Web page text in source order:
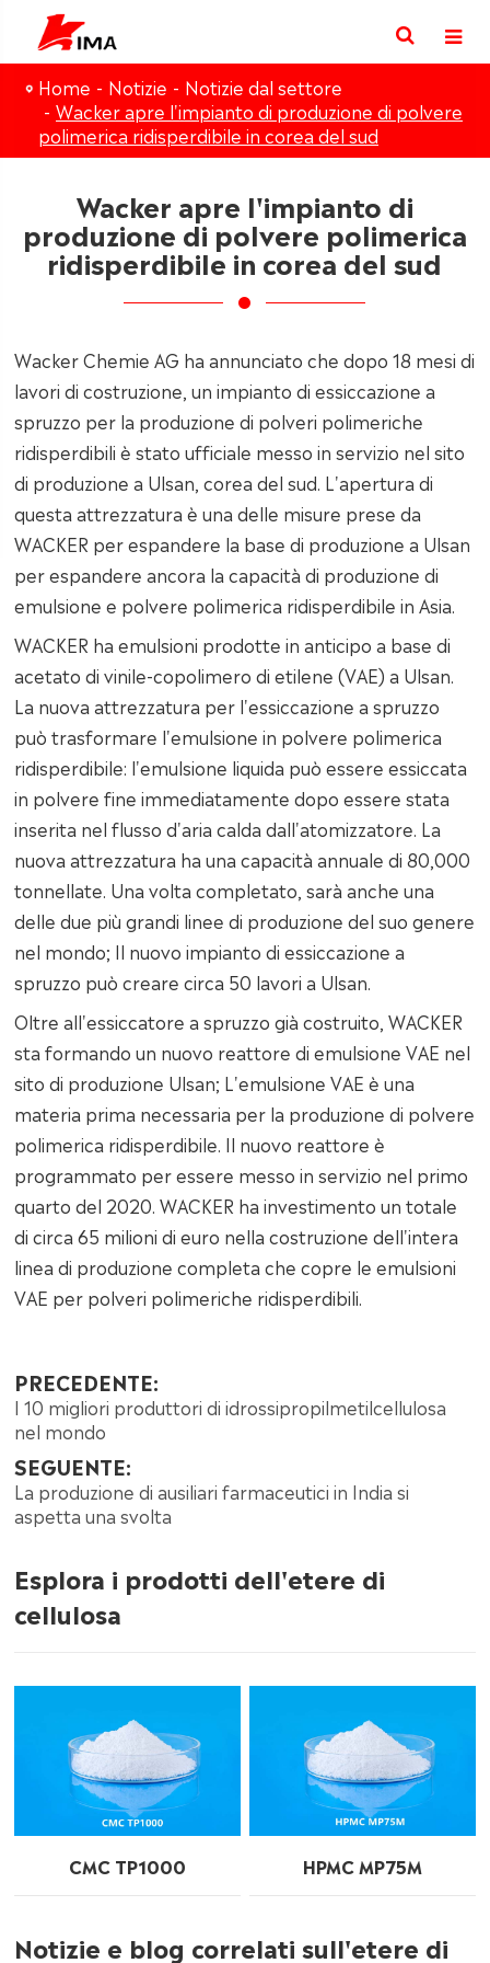
Home Notizie
Notizie dal settore
Wacker apre l'impianto di produzione di polvere
polimerica ridisperdibile in corea del sud
Wacker apre l'impianto di
produzione di polvere polimerica
ridisperdibile in corea del sud
Wacker Chemie AG ha annunciato che dopo 18 mesi di
lavori di costruzione, un impianto di essiccazione a
spruzzo per la produzione di polveri polimeriche
ridisperdibili è stato ufficiale messo in servizio nel sito
di produzione a Ulsan, corea del sud. L'apertura di
questa attrezzatura è una delle misure prese da
WACKER per espandere la base di produzione a Ulsan
per espandere ancora la capacità di produzione di
emulsione e polvere polimerica ridisperdibile in Asia.
WACKER ha emulsioni prodotte in anticipo a base di
acetato di vinile-copolimero di etilene (VAE) a Ulsan.
La nuova attrezzatura per l'essiccazione a spruzzo
può trasformare l'emulsione in polvere polimerica
ridisperdibile: l'emulsione liquida può essere essiccata
in polvere fine immediatamente dopo essere stata
inserita nel flusso d'aria calda dall'atomizzatore. La
nuova attrezzatura ha una capacità annuale di 80,000
tonnellate. Una volta completato, sarà anche una
delle due più grandi linee di produzione del suo genere
nel mondo; Il nuovo impianto di essiccazione a
spruzzo può creare circa 50 lavori a Ulsan.
Oltre all'essiccatore a spruzzo già costruito, WACKER
sta formando un nuovo reattore di emulsione VAE nel
sito di produzione Ulsan; L'emulsione VAE è una
materia prima necessaria per la produzione di polvere
polimerica ridisperdibile. Il nuovo reattore è
programmato per essere messo in servizio nel primo
quarto del 2020. WACKER ha investimento un totale
di circa 65 milioni di euro nella costruzione dell'intera
linea di produzione completa che copre le emulsioni
VAE per polveri polimeriche ridisperdibili.
PRECEDENTE:
I 10 migliori produttori di idrossipropilmetilcellulosa
nel mondo
SEGUENTE:
La produzione di ausiliari farmaceutici in India si
aspetta una svolta
Esplora i prodotti dell'etere di
cellulosa
CMC TP1000 HPMC MP75M
Notizie e blog correlati sull'etere di